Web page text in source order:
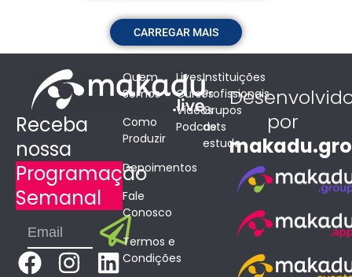
CARREGAR MAIS
Receba
nossa
Programação
Semanal
Submit
F
I
L
Quem
Somos
Como
Produzir
Depoimentos
Fale
Conosco
Termos e
Condições
Lives
Cursos
Vídeos
Podcasts
Instituições
Profissionais
Grupos
de
estudo
por